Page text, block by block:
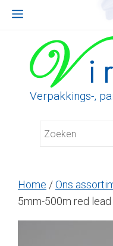
Verpakkings-,
Menu
Home /Ons
5mm-500m red lead